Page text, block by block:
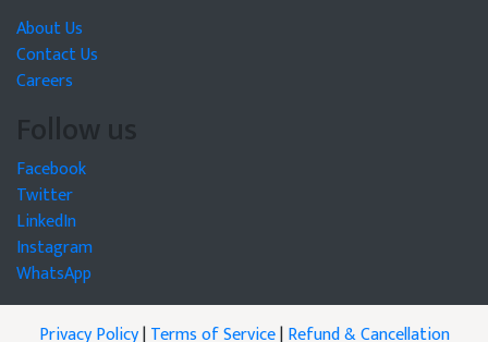
About Us
Contact Us
Careers
Follow us
Facebook
Twitter
LinkedIn
Instagram
WhatsApp
Privacy Policy|Terms of Service|Refund & Cancellation